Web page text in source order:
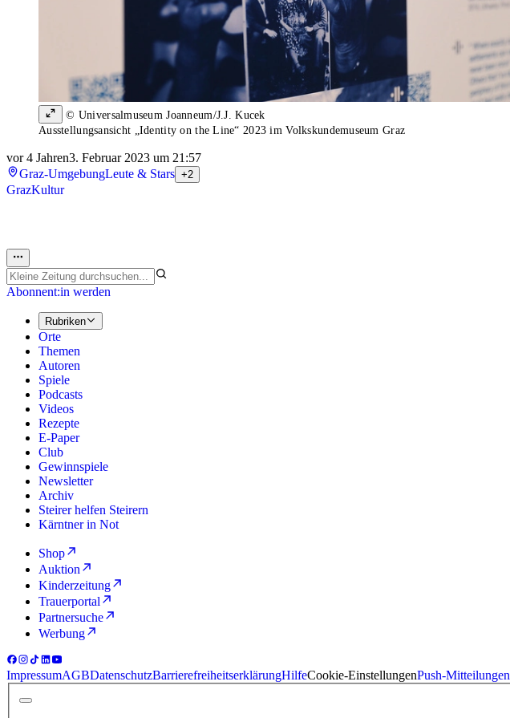
© Universalmuseum Joanneum/J.J. Kucek
Ausstellungsansicht „Identity on the Line“ 2023 im Volkskundemuseum Graz
vor 4 Jahren3. Februar 2023 um 21:57
Graz-UmgebungLeute & Stars +2
GrazKultur
Abonnent:in werden
Rubriken
Orte
Themen
Autoren
Spiele
Podcasts
Videos
Rezepte
E-Paper
Club
Gewinnspiele
Newsletter
Archiv
Steirer helfen Steirern
Kärntner in Not
Shop
Auktion
Kinderzeitung
Trauerportal
Partnersuche
Werbung
ImpressumAGBDatenschutzBarrierefreiheitserklärungHilfeCookie-EinstellungenPush-Mitteilungen